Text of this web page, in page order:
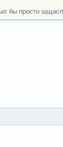
бы просто